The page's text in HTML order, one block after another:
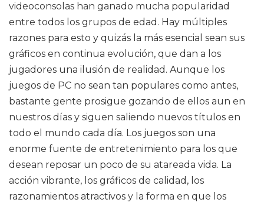
videoconsolas han ganado mucha popularidad
entre todos los grupos de edad. Hay múltiples
razones para esto y quizás la más esencial sean sus
gráficos en continua evolución, que dan a los
jugadores una ilusión de realidad. Aunque los
juegos de PC no sean tan populares como antes,
bastante gente prosigue gozando de ellos aun en
nuestros días y siguen saliendo nuevos títulos en
todo el mundo cada día. Los juegos son una
enorme fuente de entretenimiento para los que
desean reposar un poco de su atareada vida. La
acción vibrante, los gráficos de calidad, los
razonamientos atractivos y la forma en que los